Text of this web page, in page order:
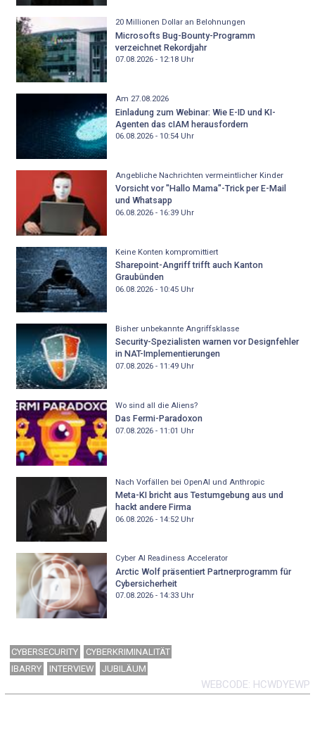
20 Millionen Dollar an Belohnungen
Microsofts Bug-Bounty-Programm
verzeichnet Rekordjahr
07.08.2026 - 12:18Uhr
Am 27.08.2026
Einladung zum Webinar: Wie E-ID und KI-
Agenten das cIAM herausfordern
06.08.2026 - 10:54Uhr
Angebliche Nachrichten vermeintlicher Kinder
Vorsicht vor "Hallo Mama"-Trick per E-Mail
und Whatsapp
06.08.2026 - 16:39Uhr
Keine Konten kompromittiert
Sharepoint-Angriff trifft auch Kanton
Graubünden
06.08.2026 - 10:45Uhr
Bisher unbekannte Angriffsklasse
Security-Spezialisten warnen vor Designfehler
in NAT-Implementierungen
07.08.2026 - 11:49Uhr
Wo sind all die Aliens?
Das Fermi-Paradoxon
07.08.2026 - 11:01 Uhr
Nach Vorfällen bei OpenAI und Anthropic
Meta-KI bricht aus Testumgebung aus und
hackt andere Firma
06.08.2026 - 14:52Uhr
Cyber AI Readiness Accelerator
Arctic Wolf präsentiert Partnerprogramm für
Cybersicherheit
07.08.2026 - 14:33Uhr
CYBERSECURITY
CYBERKRIMINALITÄT
IBARRY
INTERVIEW JUBILÄUM
WEBCODE HCWDYEWP